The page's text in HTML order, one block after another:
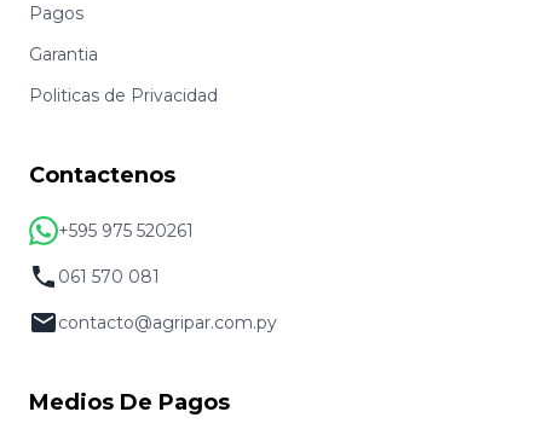
Pagos
Garantia
Politicas de Privacidad
Contactenos
+595 975 520261
061 570 081
contacto@agripar.com.py
Medios De Pagos